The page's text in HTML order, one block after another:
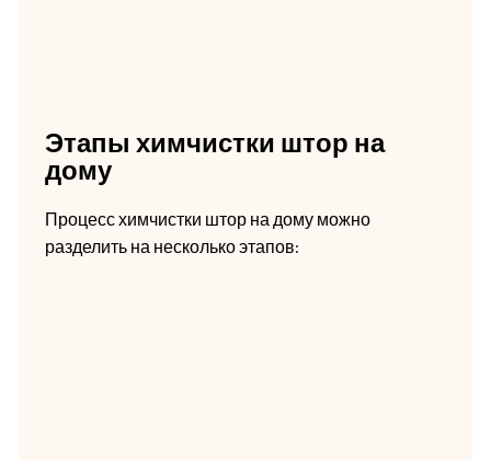
Этапы химчистки штор на
дому
Процесс химчистки штор на дому можно
разделить на несколько этапов: